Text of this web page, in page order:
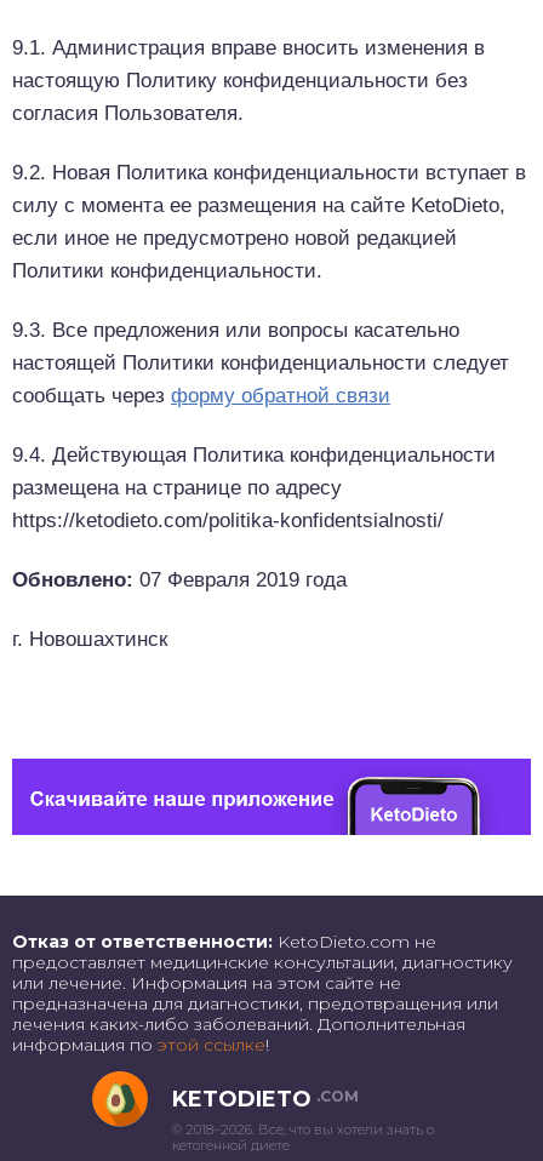
9.1. Администрация вправе вносить изменения в
настоящую Политику конфиденциальности без
согласия Пользователя.
9.2. Новая Политика конфиденциальности вступает в
силу с момента ее размещения на сайте KetoDieto,
если иное не предусмотрено новой редакцией
Политики конфиденциальности.
9.3. Все предложения или вопросы касательно
настоящей Политики конфиденциальности следует
сообщать через форму обратной связи
9.4. Действующая Политика конфиденциальности
размещена на странице по адресу
https://ketodieto.com/politika-konfidentsialnosti/
Обновлено: 07 Февраля 2019 года
г. Новошахтинск
Отказ от ответственности: KetoDieto.com не
предоставляет медицинские консультации, диагностику
или лечение. Информация на этом сайте не
предназначена для диагностики, предотвращения или
лечения каких-либо заболеваний. Дополнительная
информация по этой ссылке!
KETODIETO .COM
© 2018–2026. Все, что вы хотели знать о
кетогенной диете